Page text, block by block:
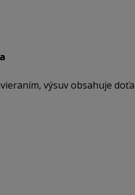
výsuv obsahuje